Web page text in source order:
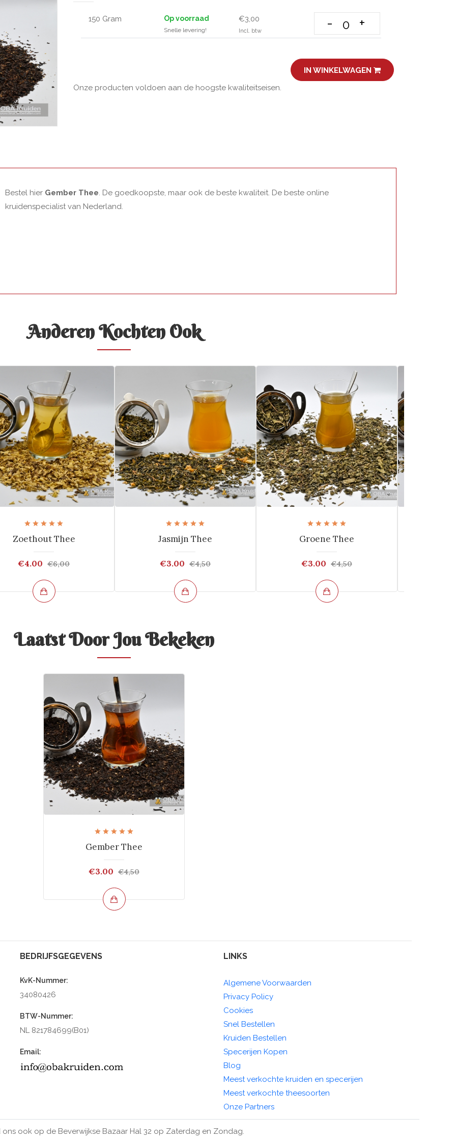
150 Gram Op voorraad
Snelle levering!
€3,00
Incl. btw - +
IN WINKELWAGEN
Onze producten voldoen aan de hoogste kwaliteitseisen.
Bestel hier Gember Thee. De goedkoopste, maar ook de beste kwaliteit. De beste online
kruidenspecialist van Nederland.
Anderen Kochten Ook
Zoethout Thee
€4.00 €6,00
Jasmijn Thee
€3.00 €4,50
Groene Thee
€3.00 €4,50
Laatst Door Jou Bekeken
Gember Thee
€3.00 €4,50
BEDRIJFSGEGEVENS
KvK-Nummer:
34080426
BTW-Nummer:
NL 821784699(B01)
Email:
LINKS
Algemene Voorwaarden
Privacy Policy
Cookies
Snel Bestellen
Kruiden Bestellen
Specerijen Kopen
Blog
Meest verkochte kruiden en specerijen
Meest verkochte theesoorten
Onze Partners
ons ook op de Beverwijkse Bazaar Hal 32 op Zaterdag en Zondag.